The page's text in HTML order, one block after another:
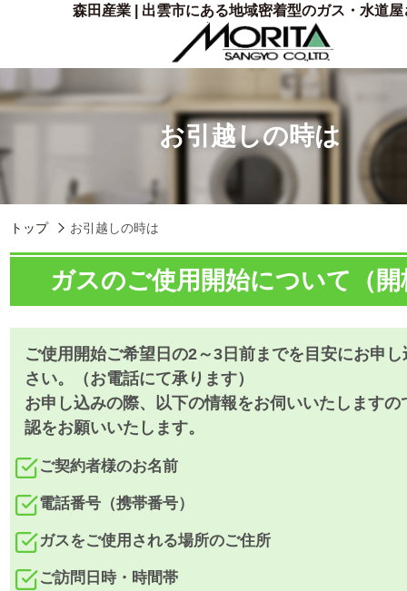
森田産業 | 出雲市にある地域密着型のガス・水道屋
お引越しの時は
トップ お引越しの時は
ガスのご使用開始について（開
ご使用開始ご希望日の2～3日前までを目安にお申
さい。（お電話にて承ります）
お申し込みの際、以下の情報をお伺いいたしますの
認をお願いいたします。
ご契約者様のお名前
電話番号（携帯番号）
ガスをご使用される場所のご住所
ご訪問日時・時間帯